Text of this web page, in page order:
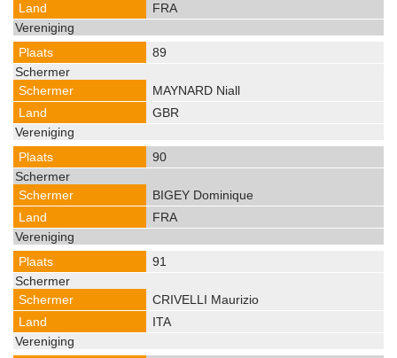
FRA
89
MAYNARD Niall
GBR
90
BIGEY Dominique
FRA
91
CRIVELLI Maurizio
ITA